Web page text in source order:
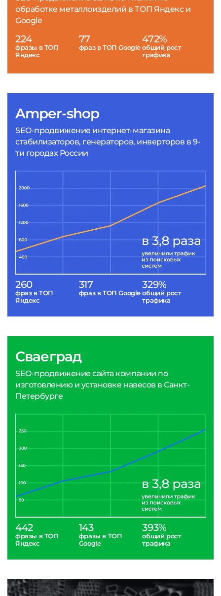
Amper-shop
SEO-продвижение интернет-магазина
стабилизаторов, генераторов, инверторов в 9-
ти городах России
260
фраз в ТОП
Яндекс
317
фраз в ТОП Google
329%
общий рост
трафика
обработке металлоизделий в ТОП Яндекс и
Google
224
фразы в ТОП
Яндекс
77
фраз в ТОП Google
472%
общий рост
трафика
Сваеград
SEO-продвижение сайта компании по
изготовлению и установке навесов в Санкт-
Петербурге
442
фразы в ТОП
Яндекс
143
фразы в ТОП
Google
393%
общий рост
трафика